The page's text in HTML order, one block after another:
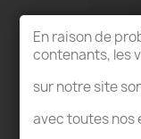
En raison de
contenants, les
sur notre site
avec toutes nos